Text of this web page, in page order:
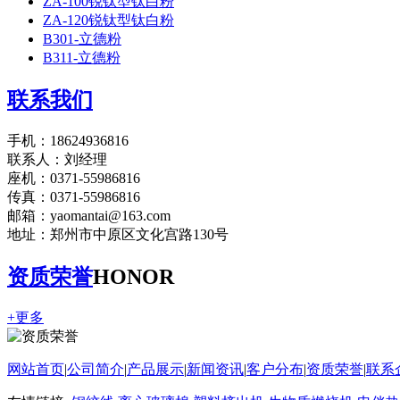
ZA-120锐钛型钛白粉
B301-立德粉
B311-立德粉
联系我们
手机：18624936816
联系人：刘经理
座机：0371-55986816
传真：0371-55986816
邮箱：yaomantai@163.com
地址：郑州市中原区文化宫路130号
资质荣誉HONOR
+更多
网站首页|公司简介|产品展示|新闻资讯|客户分布|资质荣誉|联系